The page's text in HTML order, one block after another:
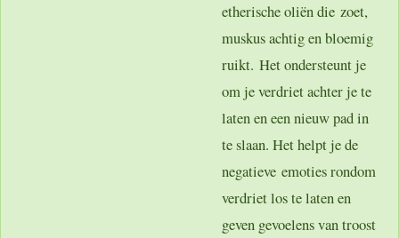
etherische oliën die zoet,
muskus achtig en bloemig
ruikt. Het ondersteunt je
om je verdriet achter je te
laten en een nieuw pad in
te slaan. Het helpt je de
negatieve emoties rondom
verdriet los te laten en
geven gevoelens van troost